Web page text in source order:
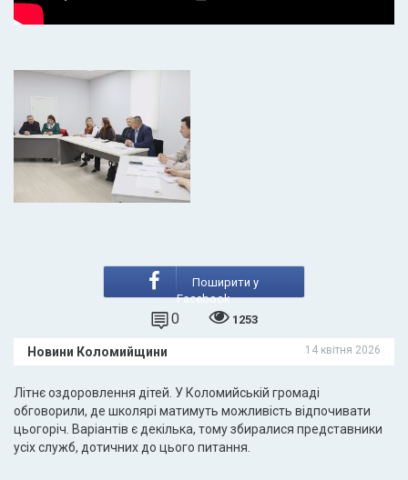
Поширити у
Facebook
0 1253
Новини Коломийщини 14 квітня 2026
Літнє оздоровлення дітей. У Коломийській громаді
обговорили, де школярі матимуть можливість відпочивати
цьогоріч. Варіантів є декілька, тому збиралися представники
усіх служб, дотичних до цього питання.